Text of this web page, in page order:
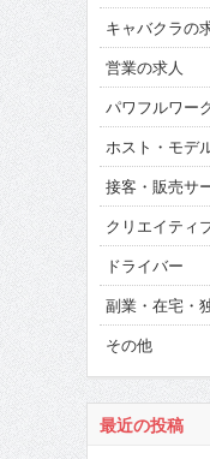
キャバクラの
営業の求人
パワフルワー
ホスト・モデ
接客・販売サ
クリエイティ
ドライバー
副業・在宅・
その他
最近の投稿